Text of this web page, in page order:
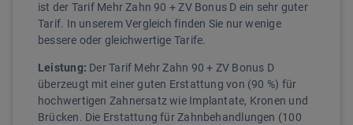
ist der Tarif Mehr Zahn 90 + ZV Bonus D ein sehr guter
Tarif. In unserem Vergleich finden Sie nur wenige
bessere oder gleichwertige Tarife.
Leistung: Der Tarif Mehr Zahn 90 + ZV Bonus D
überzeugt mit einer guten Erstattung von (90 %) für
hochwertigen Zahnersatz wie Implantate, Kronen und
Brücken. Die Erstattung für Zahnbehandlungen (100